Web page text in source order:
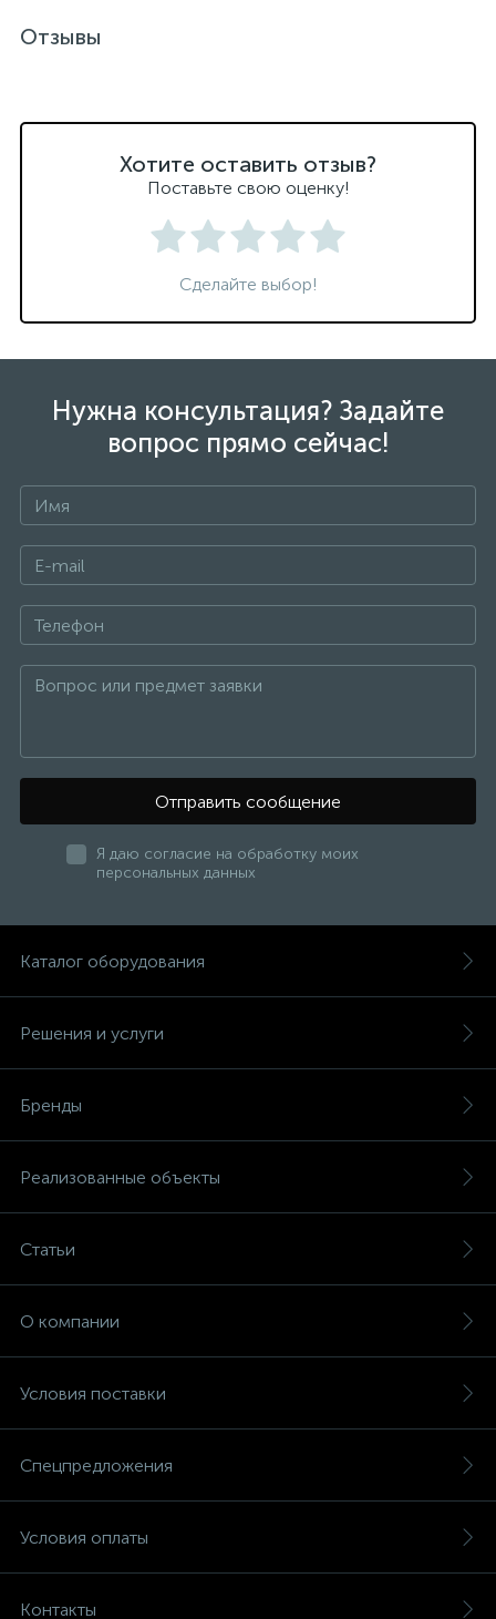
Отзывы
Хотите оставить отзыв?
Поставьте свою оценку!
Сделайте выбор!
Нужна консультация? Задайте
вопрос прямо сейчас!
Отправить сообщение
Я даю согласие на обработку моих
персональных данных
Каталог оборудования
Решения и услуги
Бренды
Реализованные объекты
Статьи
О компании
Условия поставки
Спецпредложения
Условия оплаты
Контакты